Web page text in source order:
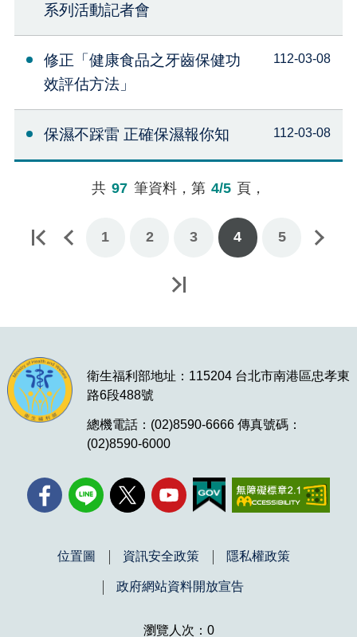
系列活動記者會
修正「健康食品之牙齒保健功
效評估方法」
112-03-08
保濕不踩雷 正確保濕報你知 112-03-08
共 97 筆資料，第 4/5 頁，
1 2 3 4 5
下一頁
衛生福利部地址：115204 台北市南港區忠孝東
路6段488號
總機電話：(02)8590-6666 傳真號碼：
(02)8590-6000
位置圖 資訊安全政策 隱私權政策
政府網站資料開放宣告
瀏覽人次：0